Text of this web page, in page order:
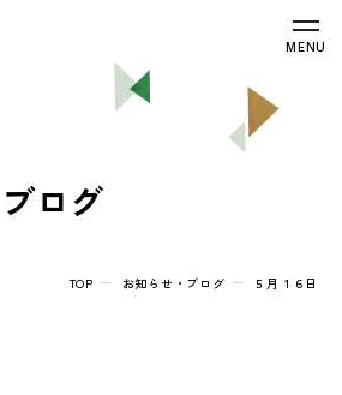
保連携型認定こども園 たかがみねこ
MENU
ログ
TOP お知らせ・ブログ ５月１６日